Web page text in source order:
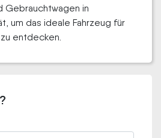
Gebrauchtwagen in
um das ideale Fahrzeug für
entdecken.